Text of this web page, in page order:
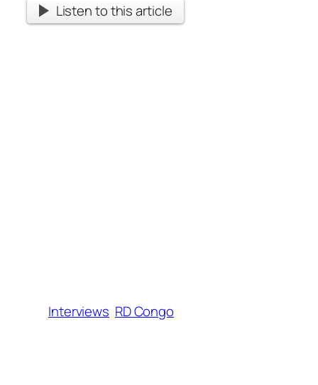
Listen to this article
Interviews RD Congo